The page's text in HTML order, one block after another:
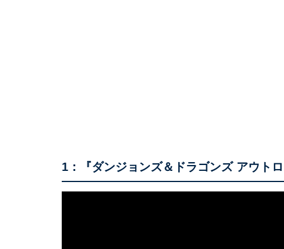
1：『ダンジョンズ＆ドラゴンズ アウトロ